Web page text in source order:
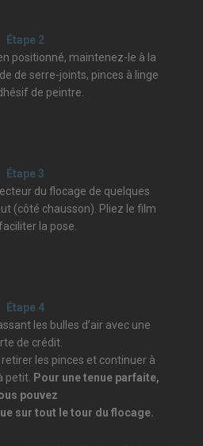
Étape 2
positionné, maintenez-le à la
de serre-joints, pinces à linge
de peintre.
Étape 3
du flocage de quelques
(côté chausson). Pliez le film
la pose.
Étape 4
les bulles d’air avec une
de crédit.
les pinces et continuer à
petit. Pour une tenue parfaite,
pouvez
sur tout le tour du flocage.